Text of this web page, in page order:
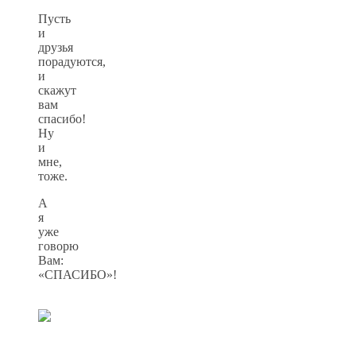
Пусть
и
друзья
порадуются,
и
скажут
вам
спасибо!
Ну
и
мне,
тоже.
А
я
уже
говорю
Вам:
«СПАСИБО»!